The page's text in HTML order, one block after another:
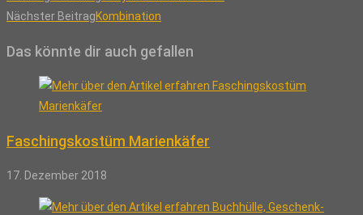
Artikel
ansehen
Nächster BeitragKombination
Das könnte dir auch gefallen
Faschingskostüm Marienkäfer
17. Dezember 2018